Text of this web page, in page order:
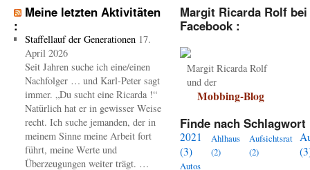
Meine letzten Aktivitäten
:
Staffellauf der Generationen 17.
April 2026
Seit Jahren suche ich eine/einen
Nachfolger … und Karl-Peter sagt
immer. „Du sucht eine Ricarda !“
Natürlich hat er in gewisser Weise
recht. Ich suche jemanden, der in
meinem Sinne meine Arbeit fort
führt, meine Werte und
Überzeugungen weiter trägt. …
Margit Ricarda Rolf bei
Facebook :
Margit Ricarda Rolf
und der
Mobbing-Blog
Finde nach Schlagwort
2021
(3)
Ahlhaus
(2)
Aufsichtsrat
(2)
Autos